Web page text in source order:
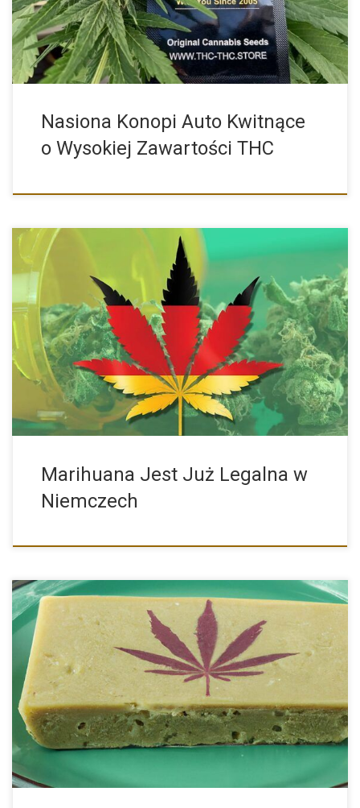
Nasiona Konopi Auto Kwitnące
o Wysokiej Zawartości THC
Niemcy legalizują marihuanę – ile marihuany można mieć teraz
przy […]
Marihuana Jest Już Legalna w
Niemczech
Szpitalne wizyty z powodu masła konopnego: Co należy
wiedzieć? Masło […]